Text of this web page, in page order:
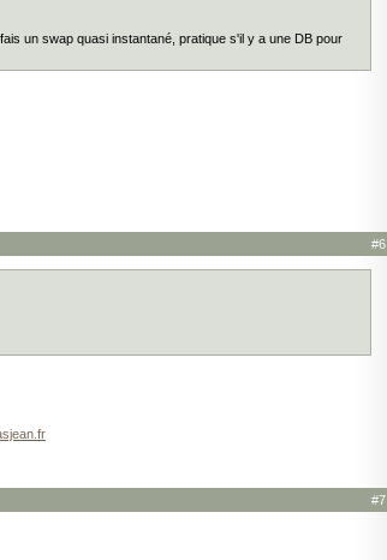
un swap quasi instantané, pratique s'il y a une DB pour
#6
#7